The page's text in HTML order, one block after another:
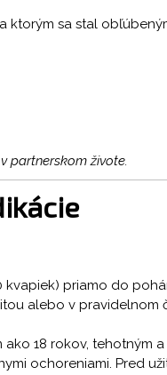
ktorým sa stal
partnerskom živote.
priamo do
alebo v pravidelnom
18 rokov, tehotným
ochoreniami. Pred